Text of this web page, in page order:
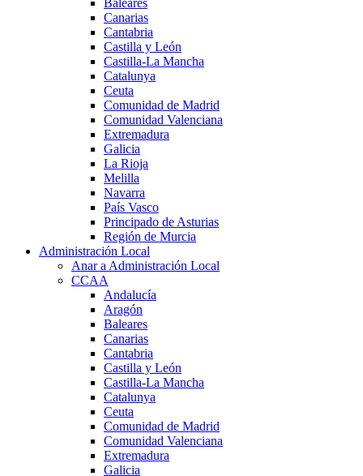
Canarias
Cantabria
Castilla y León
Castilla-La Mancha
Catalunya
Ceuta
Comunidad de Madrid
Comunidad Valenciana
Extremadura
Galicia
La Rioja
Melilla
Navarra
País Vasco
Principado de Asturias
Región de Murcia
Administración Local
Anar a Administración Local
CCAA
Andalucía
Aragón
Baleares
Canarias
Cantabria
Castilla y León
Castilla-La Mancha
Catalunya
Ceuta
Comunidad de Madrid
Comunidad Valenciana
Extremadura
Galicia